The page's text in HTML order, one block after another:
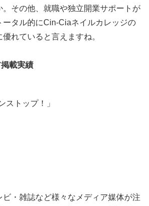
。その他、就職や独立開業サポートが
ータル的にCin-Ciaネイルカレッジの
れていると言えますね。
載実績
ストップ！」
・雑誌など様々なメディア媒体が注